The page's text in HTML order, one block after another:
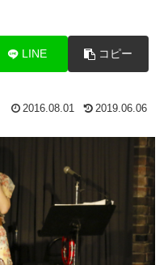
LINE コピー
2016.08.01 2019.06.06